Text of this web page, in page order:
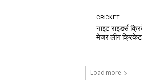
CRICKET
नाइट राइडर्स
मेजर लीग
Load more